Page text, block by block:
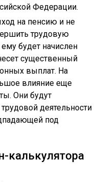
Федерации.
на пенсию и не
трудовую
будет начислен
существенный
выплат. На
влияние еще
Они будут
деятельности
под
калькулятора